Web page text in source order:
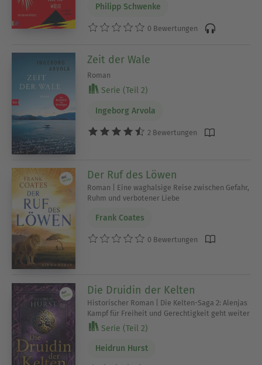
Philipp Schwenke
0 Bewertungen
Zeit der Wale
Roman
Serie (Teil 2)
Ingeborg Arvola
2 Bewertungen
Der Ruf des Löwen
Roman | Eine waghalsige Reise zwischen Gefahr,
Ruhm und verbotener Liebe
Frank Coates
0 Bewertungen
Die Druidin der Kelten
Historischer Roman | Die Kelten-Saga 2: Alenjas
Kampf für Freiheit und Gerechtigkeit geht weiter
Serie (Teil 2)
Heidrun Hurst